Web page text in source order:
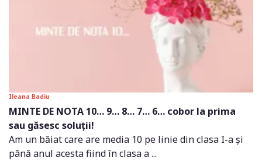
Ileana Badiu
MINTE DE NOTA 10… 9… 8… 7… 6… cobor la prima
sau găsesc soluții!
Am un băiat care are media 10 pe linie din clasa I-a și
până anul acesta fiind în clasa a ...